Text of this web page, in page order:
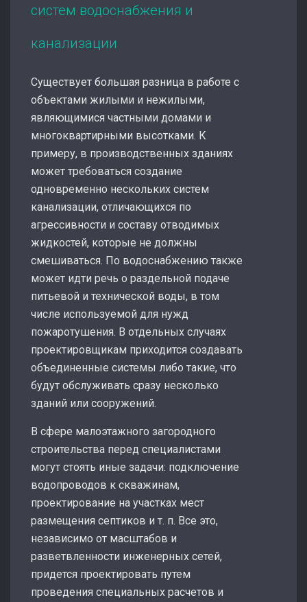
систем водоснабжения и
канализации
Существует большая разница в работе с
объектами жилыми и нежилыми,
являющимися частными домами и
многоквартирными высотками. К
примеру, в производственных зданиях
может требоваться создание
одновременно нескольких систем
канализации, отличающихся по
агрессивности и составу отводимых
жидкостей, которые не должны
смешиваться. По водоснабжению также
может идти речь о раздельной подаче
питьевой и технической воды, в том
числе используемой для нужд
пожаротушения. В отдельных случаях
проектировщикам приходится создавать
объединенные системы либо такие, что
будут обслуживать сразу несколько
зданий или сооружений.
В сфере малоэтажного загородного
строительства перед специалистами
могут стоять иные задачи: подключение
водопроводов к скважинам,
проектирование на участках мест
размещения септиков и т. п. Все это,
независимо от масштабов и
разветвленности инженерных сетей,
придется проектировать путем
проведения специальных расчетов и